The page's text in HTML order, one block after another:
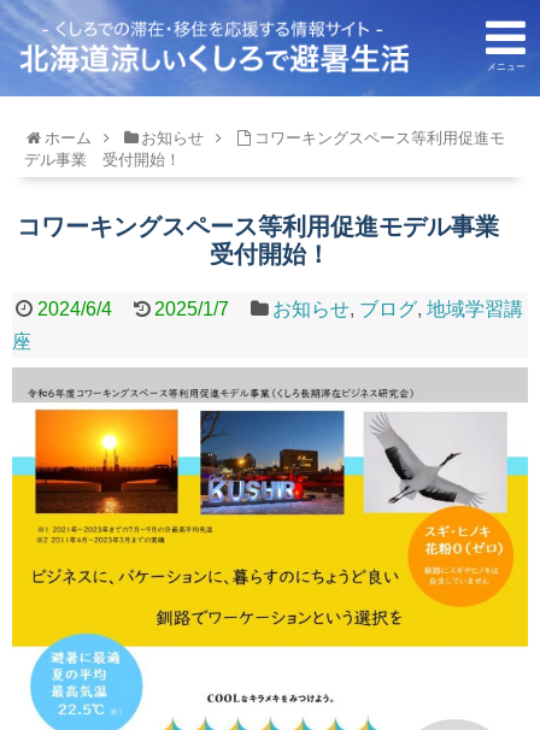
メニュー
ホーム お知らせ
コワーキングスペース等利用促進モ
デル事業 受付開始！
コワーキングスペース等利用促進モデル事業
受付開始！
2024/6/4 2025/1/7 お知らせ, ブログ,地域学習講
座